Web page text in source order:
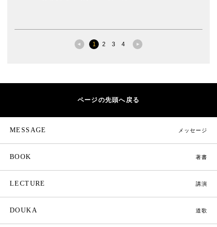
1 2 3 4
ページの先頭へ戻る
MESSAGE メッセージ
BOOK 著書
LECTURE 講演
DOUKA 道歌